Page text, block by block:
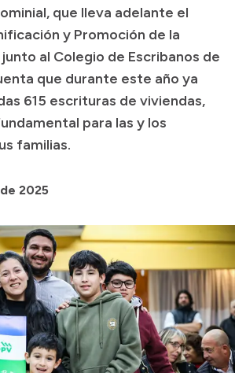
que lleva adelante el
y Promoción de la
al Colegio de Escribanos de
que durante este año ya
615 escrituras de viviendas,
para las y los
familias.
2025